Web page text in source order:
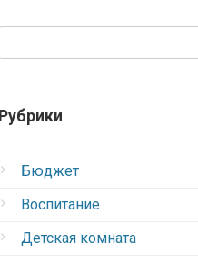
Рубрики
Бюджет
Воспитание
Детская комната